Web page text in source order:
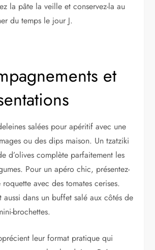
la pâte la veille et conservez-la au
du temps le jour J.
et
salées pour apéritif avec une
ou des dips maison. Un tzatziki
d’olives complète parfaitement les
Pour un apéro chic, présentez-
avec des tomates cerises.
aussi dans un buffet salé aux côtés de
brochettes.
leur format pratique qui